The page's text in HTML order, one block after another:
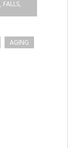
AGING